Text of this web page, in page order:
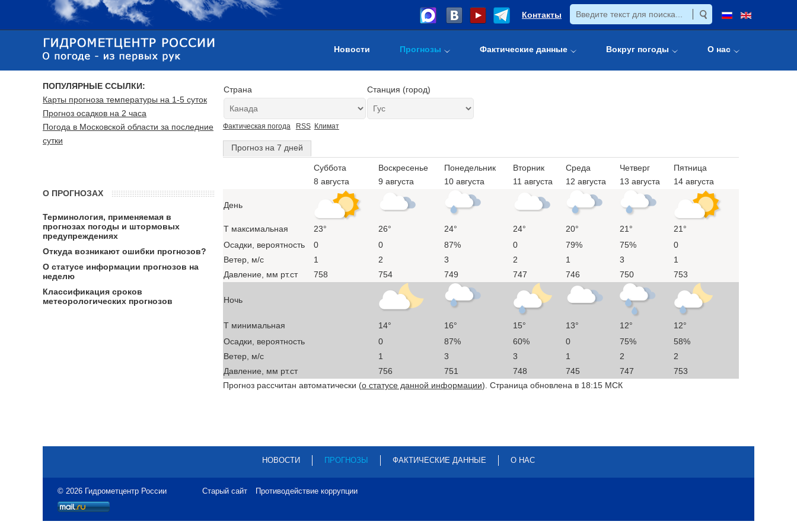
Контакты
Новости Прогнозы Фактические данные Вокруг погоды О нас
Страна Станция (город)
Фактическая погода RSS Климат
Прогноз на 7 дней
Суббота
8 августа
Воскресенье
9 августа
Понедельник
10 августа
Вторник
11 августа
Среда
12 августа
Четверг
13 августа
Пятница
14 августа
День
T максимальная 23° 26° 24° 24° 20° 21°
21°
Осадки, вероятность
0 0 87% 0 79% 75%
0
Ветер, м/с
1 2 3 2 1 3
1
Давление, мм рт.ст
758 754 749 747 746 750 753
Ночь
T минимальная 14° 16° 15° 13° 12°
12°
Осадки, вероятность
0 87% 60% 0 75%
58%
Ветер, м/с
1 3 3 1 2
2
Давление, мм рт.ст
756 751 748 745 747
753
Прогноз рассчитан автоматически (о статусе данной информации). Страница обновлена в 18:15 МСК
ПОПУЛЯРНЫЕ ССЫЛКИ:
Карты прогноза температуры на 1-5 суток
Прогноз осадков на 2 часа
Погода в Московской области за последние
сутки
О ПРОГНОЗАХ
Терминология, применяемая в
прогнозах погоды и штормовых
предупреждениях
Откуда возникают ошибки прогнозов?
О статусе информации прогнозов на
неделю
Классификация сроков
метеорологических прогнозов
НОВОСТИ ПРОГНОЗЫ ФАКТИЧЕСКИЕ ДАННЫЕ О НАС
© 2026 Гидрометцентр России Старый сайт Противодействие коррупции